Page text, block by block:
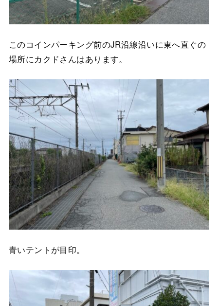
このコインパーキング前のJR沿線沿いに東へ直ぐの
場所にカクドさんはあります。
青いテントが目印。